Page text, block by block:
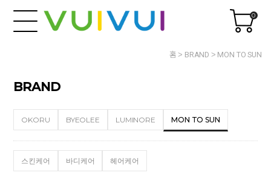
0
홈 BRAND MON TO SUN
BRAND
OKORU BYEOLEE LUMINORE MON TO SUN
스킨케어 바디케어 헤어케어